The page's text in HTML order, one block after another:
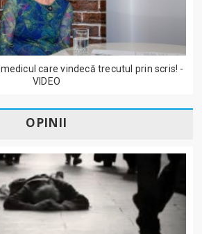
care vindecă trecutul prin scris! -
VIDEO
OPINII